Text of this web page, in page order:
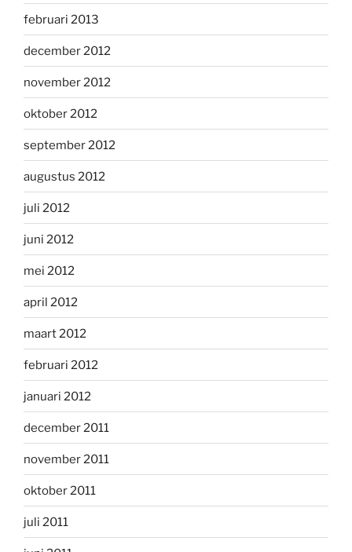
februari 2013
december 2012
november 2012
oktober 2012
september 2012
augustus 2012
juli 2012
juni 2012
mei 2012
april 2012
maart 2012
februari 2012
januari 2012
december 2011
november 2011
oktober 2011
juli 2011